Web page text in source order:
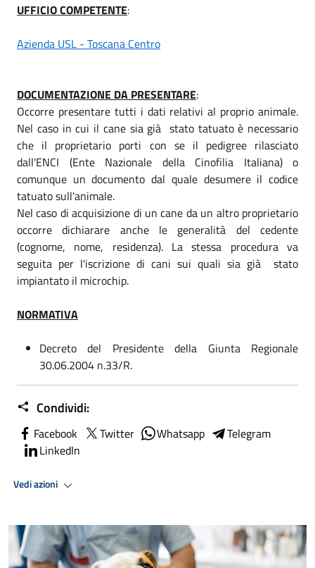
UFFICIO COMPETENTE:
Azienda USL - Toscana Centro
DOCUMENTAZIONE DA PRESENTARE:
Occorre presentare tutti i dati relativi al proprio animale.
Nel caso in cui il cane sia già stato tatuato è necessario
che il proprietario porti con se il pedigree rilasciato
dall'ENCI (Ente Nazionale della Cinofilia Italiana) o
comunque un documento dal quale desumere il codice
tatuato sull'animale.
Nel caso di acquisizione di un cane da un altro proprietario
occorre dichiarare anche le generalità del cedente
(cognome, nome, residenza). La stessa procedura va
seguita per l'iscrizione di cani sui quali sia già stato
impiantato il microchip.
NORMATIVA
Decreto del Presidente della Giunta Regionale
30.06.2004 n.33/R.
Condividi:
Facebook Twitter Whatsapp
Telegram
LinkedIn
Vedi azioni